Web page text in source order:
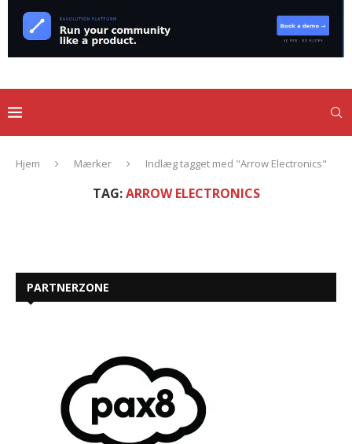
Hjem Mærker Indlæg tagget med "Arrow Electronics"
TAG:ARROW ELECTRONICS
PARTNERZONE